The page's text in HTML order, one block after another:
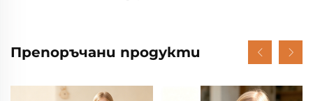
Препоръчани продукти